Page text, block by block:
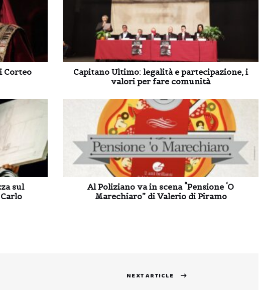
Corteo
Capitano Ultimo: legalità e partecipazione, i
valori per fare comunità
sul
Al Poliziano va in scena “Pensione ‘O
Marechiaro” di Valerio di Piramo
NEXT ARTICLE